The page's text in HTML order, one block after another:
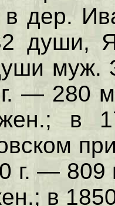
дер.
души,
муж.
— 280
в
г. —
в